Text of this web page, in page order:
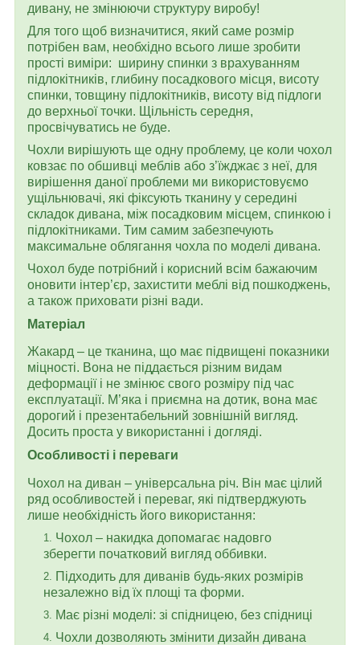
дивану, не змінюючи структуру виробу!
Для того щоб визначитися, який саме розмір
потрібен вам, необхідно всього лише зробити
прості виміри: ширину спинки з врахуванням
підлокітників, глибину посадкового місця, висоту
спинки, товщину підлокітників, висоту від підлоги
до верхньої точки. Щільність середня,
просвічуватись не буде.
Чохли вирішують ще одну проблему, це коли чохол
ковзає по обшивці меблів або з’їжджає з неї, для
вирішення даної проблеми ми використовуємо
ущільнювачі, які фіксують тканину у середині
складок дивана, між посадковим місцем, спинкою і
підлокітниками. Тим самим забезпечують
максимальне облягання чохла по моделі дивана.
Чохол буде потрібний і корисний всім бажаючим
оновити інтер’єр, захистити меблі від пошкоджень,
а також приховати різні вади.
Матеріал
Жакард – це тканина, що має підвищені показники
міцності. Вона не піддається різним видам
деформації і не змінює свого розміру під час
експлуатації. М’яка і приємна на дотик, вона має
дорогий і презентабельний зовнішній вигляд.
Досить проста у використанні і догляді.
Особливості і переваги
Чохол на диван – універсальна річ. Він має цілий
ряд особливостей і переваг, які підтверджують
лише необхідність його використання:
Чохол – накидка допомагає надовго
зберегти початковий вигляд оббивки.
Підходить для диванів будь-яких розмірів
незалежно від їх площі та форми.
Має різні моделі: зі спідницею, без спідниці
Чохли дозволяють змінити дизайн дивана